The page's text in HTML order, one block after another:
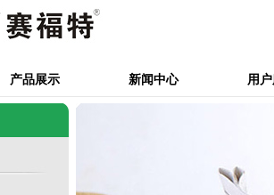
产品展示 新闻中心 用